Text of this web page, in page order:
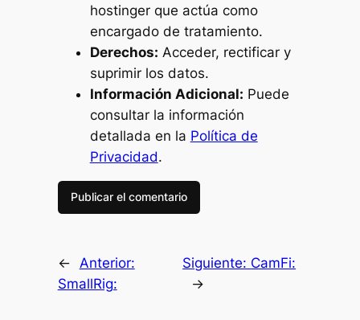
hostinger que actúa como
encargado de tratamiento.
Derechos: Acceder, rectificar y
suprimir los datos.
Información Adicional: Puede
consultar la información
detallada en la Política de
Privacidad.
← Anterior:
SmallRig:
Siguiente: CamFi:
→